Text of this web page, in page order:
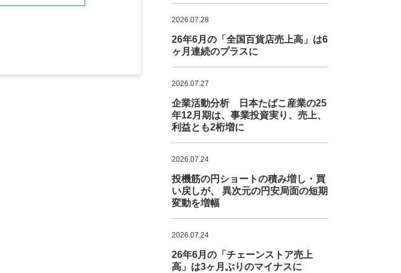
2026.07.28
26年6月の「全国百貨店売上高」は6
ヶ月連続のプラスに
2026.07.27
企業活動分析 日本たばこ産業の25
年12月期は、事業投資実り、売上、
利益とも2桁増に
2026.07.24
投機筋の円ショートの積み増し・買
い戻しが、 異次元の円安局面の短期
変動を増幅
2026.07.24
26年6月の「チェーンストア売上
高」は3ヶ月ぶりのマイナスに